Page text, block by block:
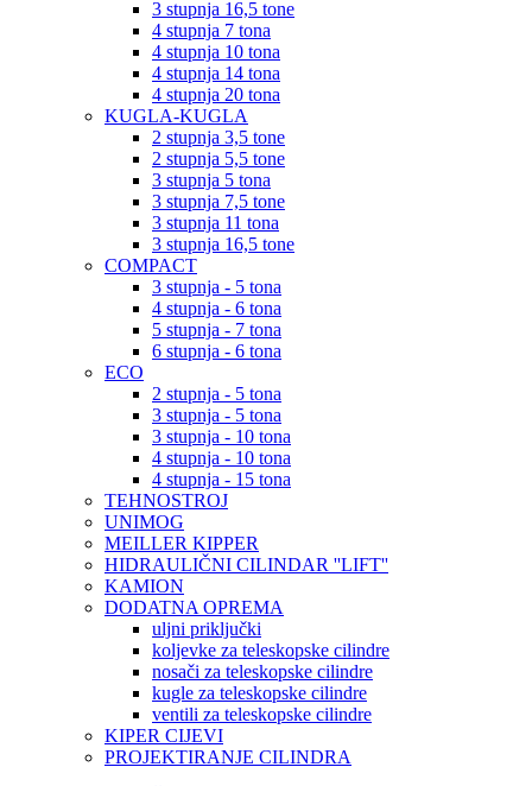
3 stupnja 16,5 tone
4 stupnja 7 tona
4 stupnja 10 tona
4 stupnja 14 tona
4 stupnja 20 tona
KUGLA-KUGLA
2 stupnja 3,5 tone
2 stupnja 5,5 tone
3 stupnja 5 tona
3 stupnja 7,5 tone
3 stupnja 11 tona
3 stupnja 16,5 tone
COMPACT
3 stupnja - 5 tona
4 stupnja - 6 tona
5 stupnja - 7 tona
6 stupnja - 6 tona
ECO
2 stupnja - 5 tona
3 stupnja - 5 tona
3 stupnja - 10 tona
4 stupnja - 10 tona
4 stupnja - 15 tona
TEHNOSTROJ
UNIMOG
MEILLER KIPPER
HIDRAULIČNI CILINDAR ''LIFT''
KAMION
DODATNA OPREMA
uljni priključki
koljevke za teleskopske cilindre
nosači za teleskopske cilindre
kugle za teleskopske cilindre
ventili za teleskopske cilindre
KIPER CIJEVI
PROJEKTIRANJE CILINDRA